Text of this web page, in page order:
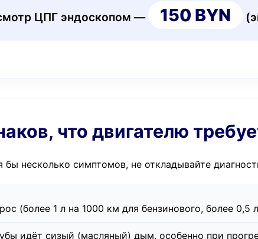
ЦПГ эндоскопом — 150 BYN
что двигателю
бы несколько симптомов, не откладывайте
(более 1 л на 1000 км для бензинового, более 0,5
идёт сизый (масляный) дым, особенно при